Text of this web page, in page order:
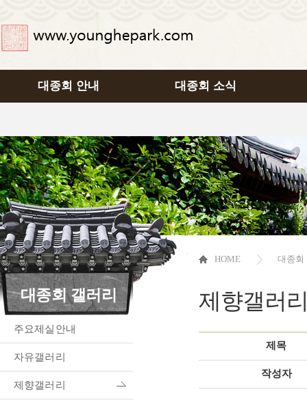
대종회 안내 대종회 소식
HOME 대종회
대종회 갤러리
주요제실안내
자유갤러리
제향갤러리
제향갤러
제목
작성자